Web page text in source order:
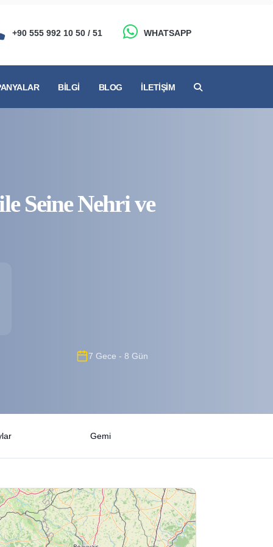
+90 555 992 10 50 / 51 WHATSAPP
BILGI BLOG İLETIŞIM
Seine Nehri ve
7 Gece - 8 Gün
Gemi